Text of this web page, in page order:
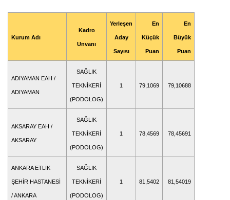
Dribbble
Telegram
Kurum Adı
Kadro
Unvanı
Yerleşen
Aday
Sayısı
En
Küçük
Puan
En
Büyük
Puan
ADIYAMAN EAH /
ADIYAMAN
SAĞLIK
TEKNİKERİ
(PODOLOG)
1 79,1069 79,10688
AKSARAY EAH /
AKSARAY
SAĞLIK
TEKNİKERİ
(PODOLOG)
1 78,4569 78,45691
ANKARA ETLİK
ŞEHİR HASTANESİ
/ ANKARA
SAĞLIK
TEKNİKERİ
(PODOLOG)
1 81,5402 81,54019